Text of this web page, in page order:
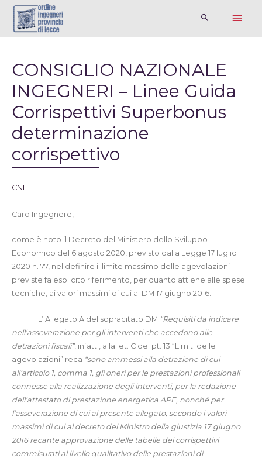
CONSIGLIO NAZIONALE
INGEGNERI – Linee Guida
Corrispettivi Superbonus
determinazione
corrispettivo
CNI
Caro Ingegnere,
come è noto il Decreto del Ministero dello Sviluppo
Economico del 6 agosto 2020, previsto dalla Legge 17 luglio
2020 n. 77, nel definire il limite massimo delle agevolazioni
previste fa esplicito riferimento, per quanto attiene alle spese
tecniche, ai valori massimi di cui al DM 17 giugno 2016.
L’ Allegato A del sopracitato DM “Requisiti da indicare
nell’asseverazione per gli interventi che accedono alle
detrazioni fiscali”, infatti, alla let. C del pt. 13 “Limiti delle
agevolazioni” reca “sono ammessi alla detrazione di cui
all’articolo 1, comma 1, gli oneri per le prestazioni professionali
connesse alla realizzazione degli interventi, per la redazione
dell’attestato di prestazione energetica APE, nonché per
l’asseverazione di cui al presente allegato, secondo i valori
massimi di cui al decreto del Ministro della giustizia 17 giugno
2016 recante approvazione delle tabelle dei corrispettivi
commisurati al livello qualitativo delle prestazioni di